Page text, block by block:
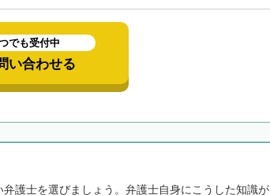
でも受付中
い合わせる
護士を選びましょう。弁護士自身にこうした知識が